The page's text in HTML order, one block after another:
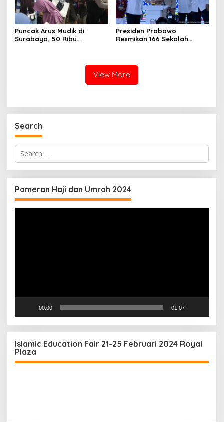
Puncak Arus Mudik di
Surabaya, 50 Ribu
Presiden Prabowo
Resmikan 166 Sekolah
View More
Search
Search
for:
Pameran Haji dan Umrah 2024
00:00 01:07
Islamic Education Fair 21-25 Februari 2024 Royal
Plaza